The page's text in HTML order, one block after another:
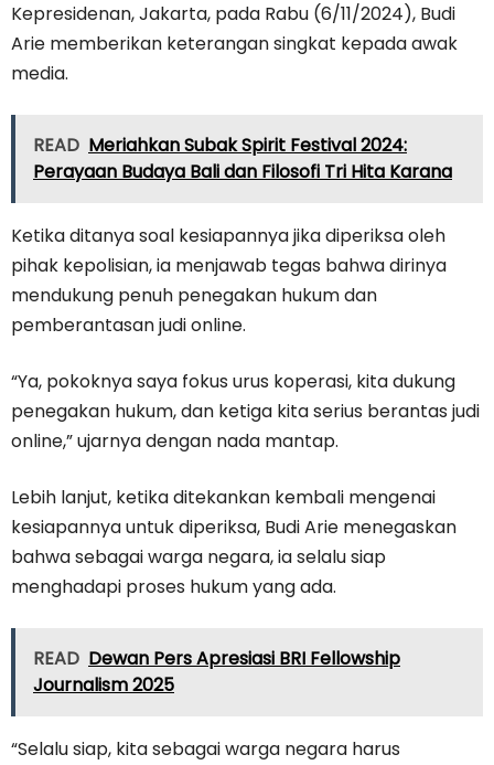
Kepresidenan, Jakarta, pada Rabu (6/11/2024), Budi
Arie memberikan keterangan singkat kepada awak
media.
READ Meriahkan Subak Spirit Festival 2024:
Perayaan Budaya Bali dan Filosofi Tri Hita Karana
Ketika ditanya soal kesiapannya jika diperiksa oleh
pihak kepolisian, ia menjawab tegas bahwa dirinya
mendukung penuh penegakan hukum dan
pemberantasan judi online.
“Ya, pokoknya saya fokus urus koperasi, kita dukung
penegakan hukum, dan ketiga kita serius berantas judi
online,” ujarnya dengan nada mantap.
Lebih lanjut, ketika ditekankan kembali mengenai
kesiapannya untuk diperiksa, Budi Arie menegaskan
bahwa sebagai warga negara, ia selalu siap
menghadapi proses hukum yang ada.
READ Dewan Pers Apresiasi BRI Fellowship
Journalism 2025
“Selalu siap, kita sebagai warga negara harus